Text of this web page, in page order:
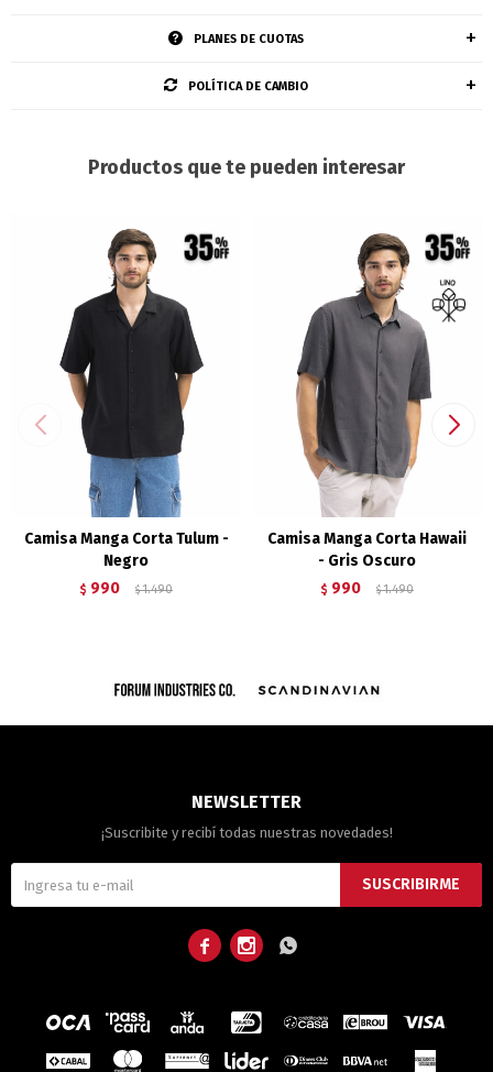
PLANES DE CUOTAS
POLÍTICA DE CAMBIO
Productos que te pueden interesar
Camisa Manga Corta Tulum -
Negro
$ 990 $ 1.490
Camisa Manga Corta Hawaii
- Gris Oscuro
$ 990 $ 1.490
NEWSLETTER
¡Suscribite y recibí todas nuestras novedades!
SUSCRIBIRME
  